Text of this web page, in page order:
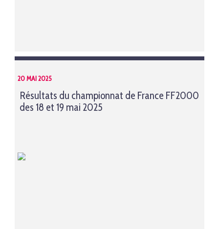
20 MAI 2025
Résultats du championnat de France FF2000
des 18 et 19 mai 2025